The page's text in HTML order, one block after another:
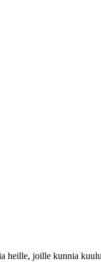
heille, joille kunnia